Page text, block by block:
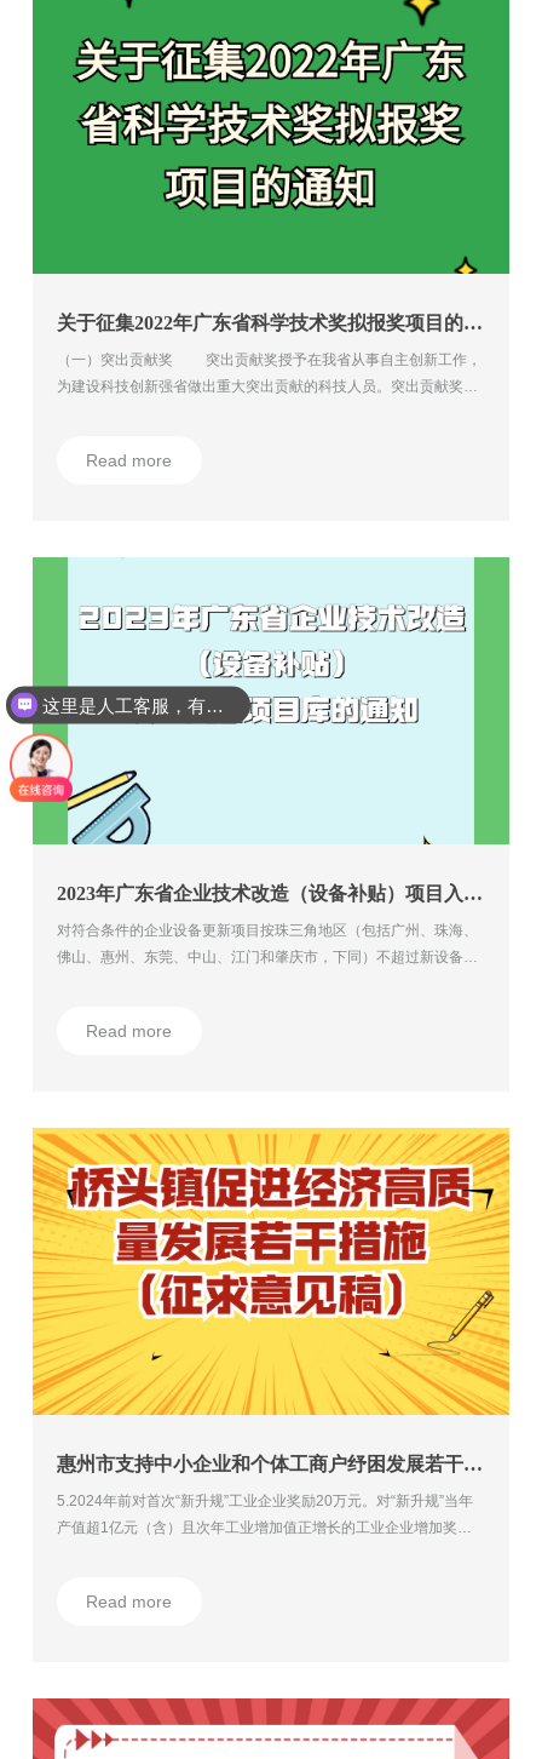
关于征集2022年广东省科学技术奖拟报奖项目的通知
（一）突出贡献奖 突出贡献奖授予在我省从事自主创新工作，
为建设科技创新强省做出重大突出贡献的科技人员。突出贡献奖候
科学技术发展等方面取得重大突破，或者在科学技术创新、科学技
Read more
2023年广东省企业技术改造（设备补贴）项目入选项目库的通知
对符合条件的企业设备更新项目按珠三角地区（包括广州、珠海、
佛山、惠州、东莞、中山、江门和肇庆市，下同）不超过新设备购
Read more
惠州市支持中小企业和个体工商户纾困发展若干政策措施（资助补贴项目）的通知
5.2024年前对首次“新升规”工业企业奖励20万元。对“新升规”当年
产值超1亿元（含）且次年工业增加值正增长的工业企业增加奖励
Read more